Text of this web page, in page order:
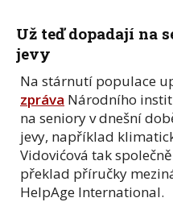
Už teď dopadají na
jevy
Na stárnutí populace
zpráva Národního
na seniory v dnešní
jevy, například
Vidovićová tak
překlad příručky
HelpAge International.